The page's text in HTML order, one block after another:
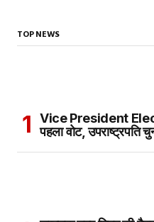
TOP NEWS
Vice President
पहला वोट, उपराष्ट्रपति